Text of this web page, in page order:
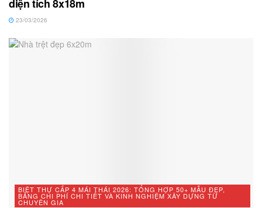
diện tích 8x18m
23/03/2026
BIỆT THỰ CẤP 4 MÁI THÁI 2026: TỔNG HỢP 50+ MẪU ĐẸP,
BẢNG CHI PHÍ CHI TIẾT VÀ KINH NGHIỆM XÂY DỰNG TỪ
CHUYÊN GIA